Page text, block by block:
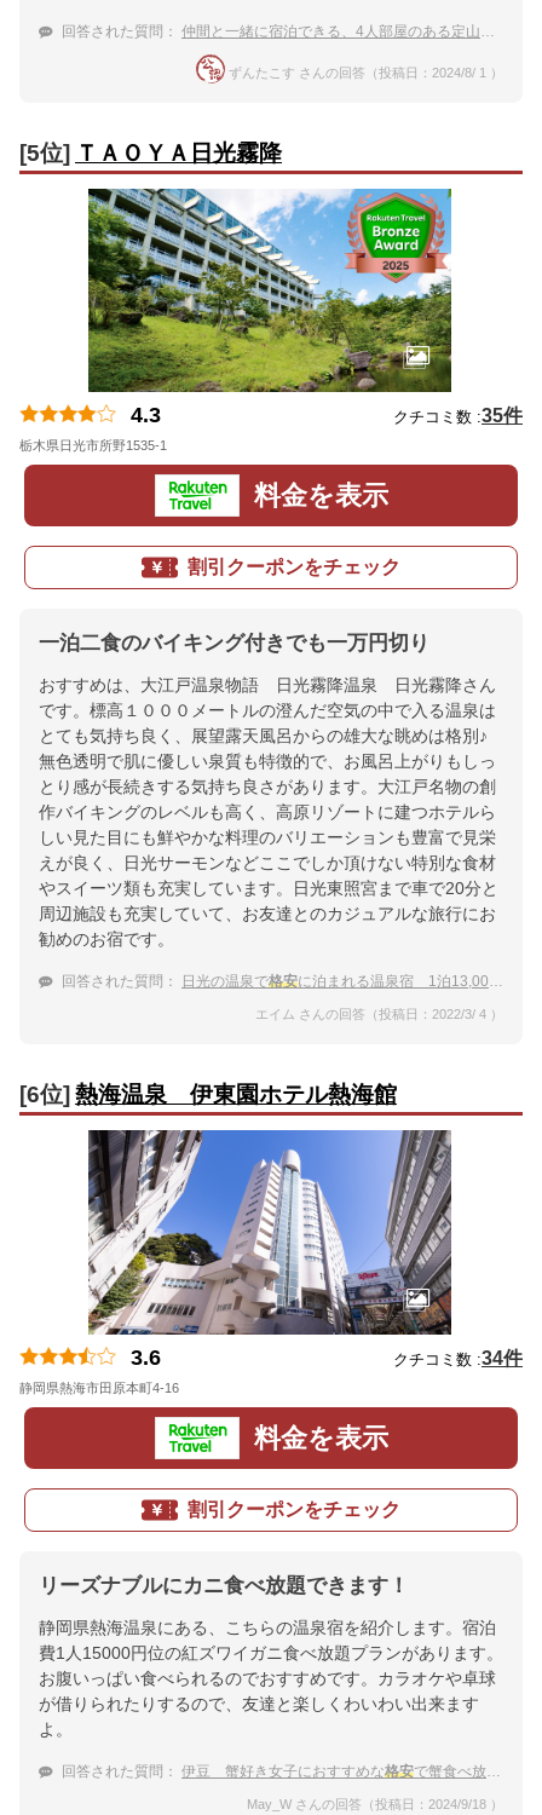
回答された質問： 仲間と一緒に宿泊できる、4人部屋のある定山渓温泉のおすすめ旅館はどこ？
ずんたこす さんの回答（投稿日：2024/8/ 1 ）
[5位] ＴＡＯＹＡ日光霧降
4.3 クチコミ数 :35件
栃木県日光市所野1535-1
料金を表示
割引クーポンをチェック
一泊二食のバイキング付きでも一万円切り
おすすめは、大江戸温泉物語 日光霧降温泉 日光霧降さん
です。標高１０００メートルの澄んだ空気の中で入る温泉は
とても気持ち良く、展望露天風呂からの雄大な眺めは格別♪
無色透明で肌に優しい泉質も特徴的で、お風呂上がりもしっ
とり感が長続きする気持ち良さがあります。大江戸名物の創
作バイキングのレベルも高く、高原リゾートに建つホテルら
しい見た目にも鮮やかな料理のバリエーションも豊富で見栄
えが良く、日光サーモンなどここでしか頂けない特別な食材
やスイーツ類も充実しています。日光東照宮まで車で20分と
周辺施設も充実していて、お友達とのカジュアルな旅行にお
勧めのお宿です。
回答された質問： 日光の温泉で格安に泊まれる温泉宿 1泊13,000円以内が希望です
エイム さんの回答（投稿日：2022/3/ 4 ）
[6位] 熱海温泉 伊東園ホテル熱海館
3.6 クチコミ数 :34件
静岡県熱海市田原本町4-16
料金を表示
割引クーポンをチェック
リーズナブルにカニ食べ放題できます！
静岡県熱海温泉にある、こちらの温泉宿を紹介します。宿泊
費1人15000円位の紅ズワイガニ食べ放題プランがあります。
お腹いっぱい食べられるのでおすすめです。カラオケや卓球
が借りられたりするので、友達と楽しくわいわい出来ます
よ。
回答された質問： 伊豆 蟹好き女子におすすめな格安で蟹食べ放題がある温泉宿をおしえて！
May_W さんの回答（投稿日：2024/9/18 ）